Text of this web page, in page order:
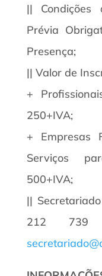
|| Condições
Prévia
Presença;
|| Valor de
+
250+IVA;
+ Empresas
Serviços
500+IVA;
||
212